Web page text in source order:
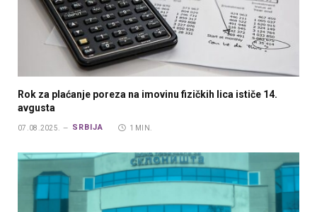
Rok za plaćanje poreza na imovinu fizičkih lica ističe 14.
avgusta
07.08.2025. SRBIJA 1 MIN.